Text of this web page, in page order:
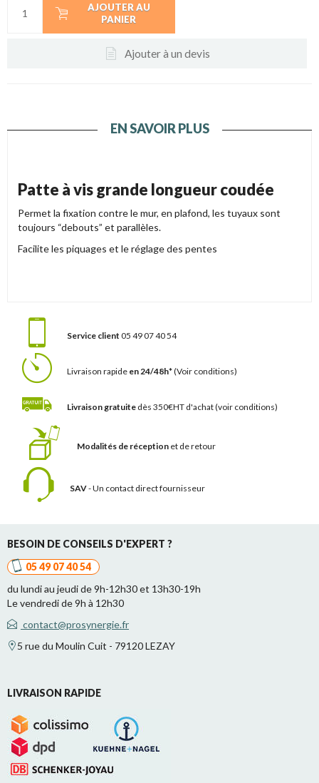
AJOUTER AU
PANIER
Ajouter à un devis
EN SAVOIR PLUS
Patte à vis grande longueur coudée
Permet la fixation contre le mur, en plafond, les tuyaux sont
toujours “debouts” et parallèles.
Facilite les piquages et le réglage des pentes
Service client 05 49 07 40 54
Livraison rapide en 24/48h*(Voir conditions)
Livraison gratuite dès 350€HT d'achat(voir conditions)
Modalités de réception et de retour
SAV- Un contact direct fournisseur
BESOIN DE CONSEILS D'EXPERT ?
05 49 07 40 54
du lundi au jeudi de 9h-12h30 et 13h30-19h
Le vendredi de 9h à 12h30
contact@prosynergie.fr
5 rue du Moulin Cuit - 79120 LEZAY
LIVRAISON RAPIDE